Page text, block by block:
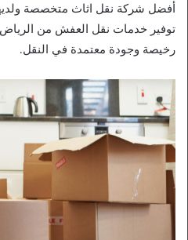
أفضل شركة نقل اثاث متخصصة
توفير خدمات نقل العفش من
رخيصة وجودة معتمدة في النقل.